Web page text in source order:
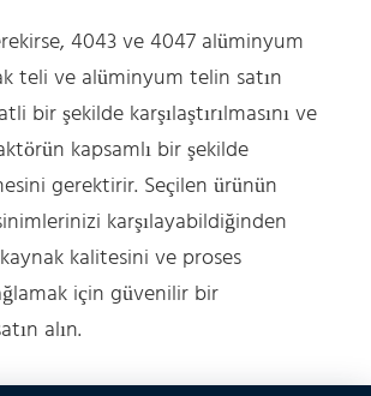
4043 ve 4047 alüminyum
teli ve alüminyum telin satın
bir şekilde karşılaştırılmasını ve
kapsamlı bir şekilde
gerektirir. Seçilen ürünün
karşılayabildiğinden
kalitesini ve proses
için güvenilir bir
alın.